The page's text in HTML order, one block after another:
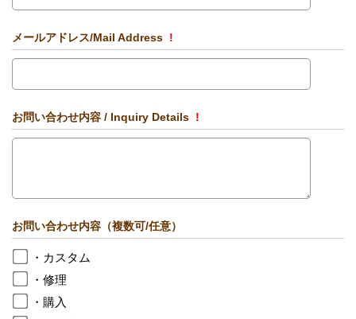
メールアドレス/Mail Address !
お問い合わせ内容 / Inquiry Details !
お問い合わせ内容（複数可/任意）
・カスタム
・修理
・購入